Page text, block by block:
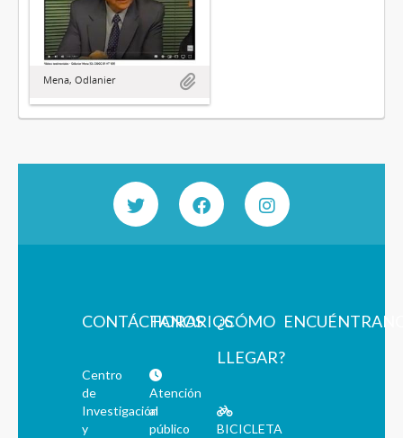
Mena, Odlanier
CONTÁCTANOS
Centro
de
Investigación
y
HORARIOS
Atención
al
público
¿CÓMO
LLEGAR?
BICICLETA